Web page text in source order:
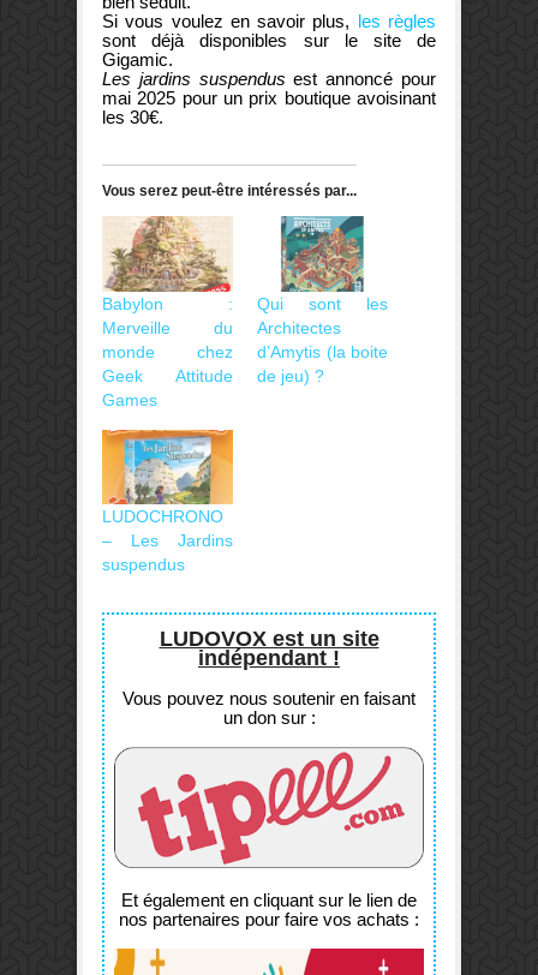
Si vous voulez en savoir plus, les règles
sont déjà disponibles sur le site de
Gigamic.
Les jardins suspendus est annoncé pour
mai 2025 pour un prix boutique avoisinant
les 30€.
Vous serez peut-être intéressés par...
Babylon :
Merveille du
monde chez
Geek Attitude
Games
Qui sont les
Architectes
d’Amytis (la boite
de jeu) ?
LUDOCHRONO
– Les Jardins
suspendus
LUDOVOX est un site
indépendant !
Vous pouvez nous soutenir en faisant
un don sur :
Et également en cliquant sur le lien de
nos partenaires pour faire vos achats :